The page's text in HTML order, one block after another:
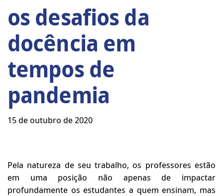
os desafios da
docência em
tempos de
pandemia
15 de outubro de 2020
Pela natureza de seu trabalho, os professores estão
em uma posição não apenas de impactar
profundamente os estudantes a quem ensinam, mas